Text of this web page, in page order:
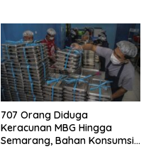
707 Orang Diduga
Keracunan MBG Hingga
Semarang, Bahan Konsumsi